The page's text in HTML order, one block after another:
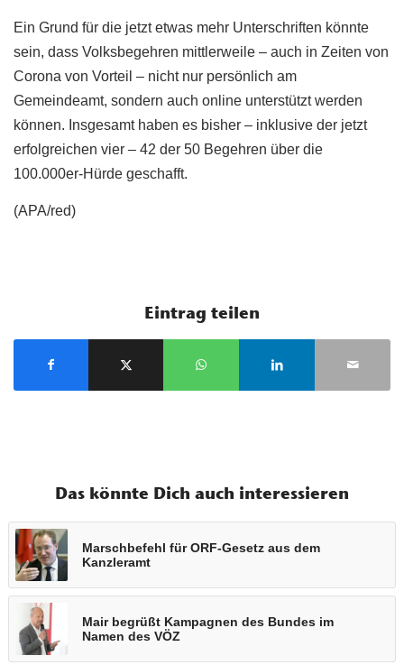
Ein Grund für die jetzt etwas mehr Unterschriften könnte
sein, dass Volksbegehren mittlerweile – auch in Zeiten von
Corona von Vorteil – nicht nur persönlich am
Gemeindeamt, sondern auch online unterstützt werden
können. Insgesamt haben es bisher – inklusive der jetzt
erfolgreichen vier – 42 der 50 Begehren über die
100.000er-Hürde geschafft.
(APA/red)
Eintrag teilen
Das könnte Dich auch interessieren
Marschbefehl für ORF-Gesetz aus dem
Kanzleramt
Mair begrüßt Kampagnen des Bundes im
Namen des VÖZ